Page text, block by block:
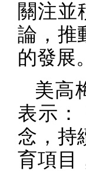
關注並
論，推
的發展。
美高
表示：
念，持
育項目